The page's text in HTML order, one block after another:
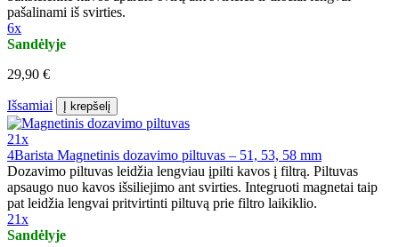
pašalinami iš svirties.
6x
Sandėlyje
29,90 €
Išsamiai Į krepšelį
21x
4Barista Magnetinis dozavimo piltuvas – 51, 53, 58 mm
Dozavimo piltuvas leidžia lengviau įpilti kavos į filtrą. Piltuvas
apsaugo nuo kavos išsiliejimo ant svirties. Integruoti magnetai taip
pat leidžia lengvai pritvirtinti piltuvą prie filtro laikiklio.
21x
Sandėlyje